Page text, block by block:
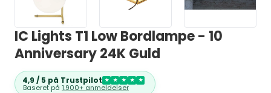
IC Lights T1 Low Bordlampe - 10
Anniversary 24K Guld
4,9 / 5 på Trustpilot ★ ★ ★ ★ ★
Baseret på 1.900+ anmeldelser